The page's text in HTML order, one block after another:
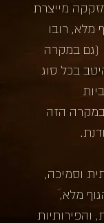
מ-1989. המזקקה מייצרת
מלא, רובו
(גם במקרה
בכל סוג
במקרה הזה
וסמיכה,
מלא,
והפירותיות